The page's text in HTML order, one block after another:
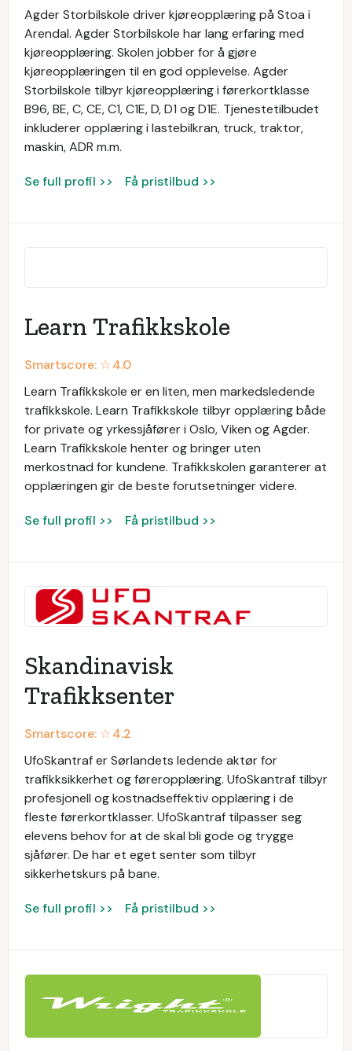
Agder Storbilskole driver kjøreopplæring på Stoa i
Arendal. Agder Storbilskole har lang erfaring med
kjøreopplæring. Skolen jobber for å gjøre
kjøreopplæringen til en god opplevelse. Agder
Storbilskole tilbyr kjøreopplæring i førerkortklasse
B96, BE, C, CE, C1, C1E, D, D1 og D1E. Tjenestetilbudet
inkluderer opplæring i lastebilkran, truck, traktor,
maskin, ADR m.m.
Se full profil >> Få pristilbud >>
Learn Trafikkskole
Smartscore: ☆4.0
Learn Trafikkskole er en liten, men markedsledende
trafikkskole. Learn Trafikkskole tilbyr opplæring både
for private og yrkessjåfører i Oslo, Viken og Agder.
Learn Trafikkskole henter og bringer uten
merkostnad for kundene. Trafikkskolen garanterer at
opplæringen gir de beste forutsetninger videre.
Se full profil >> Få pristilbud >>
Skandinavisk
Trafikksenter
Smartscore: ☆4.2
UfoSkantraf er Sørlandets ledende aktør for
trafikksikkerhet og føreropplæring. UfoSkantraf tilbyr
profesjonell og kostnadseffektiv opplæring i de
fleste førerkortklasser. UfoSkantraf tilpasser seg
elevens behov for at de skal bli gode og trygge
sjåfører. De har et eget senter som tilbyr
sikkerhetskurs på bane.
Se full profil >> Få pristilbud >>